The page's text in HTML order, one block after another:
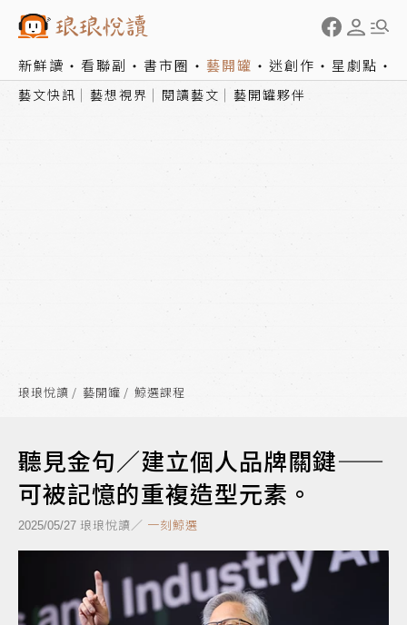
新鮮讀 看聯副 書市圈 藝開罐 迷創作 星劇點
藝文快訊 藝想視界 閱讀藝文 藝開罐夥伴
琅琅悅讀 藝開罐 鯨選課程
聽見金句／建立個人品牌關鍵——
可被記憶的重複造型元素。
2025/05/27 琅琅悅讀／ 一刻鯨選